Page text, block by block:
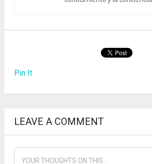
Pin It
LEAVE A COMMENT